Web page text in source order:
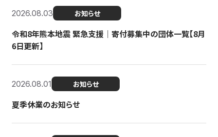
2026.08.03 お知らせ
令和8年熊本地震 緊急支援｜寄付募集中の団体一覧【8月
6日更新】
2026.08.01 お知らせ
夏季休業のお知らせ